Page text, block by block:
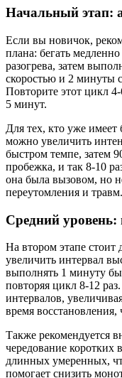
Начальный этап:
Если вы новичок,
плана: бегать
разогрева, затем
скоростью и 2 минуты
Повторите этот цикл 4-
5 минут.
Для тех, кто уже имеет
можно увеличить
быстром темпе, затем
пробежка, и так 8-10
она была вызовом, но
переутомления и травм.
Средний уровень:
На втором этапе стоит
увеличить интервал
выполнять 1 минуту
повторяя цикл 8-12
интервалов,
время
Также рекомендуется
чередование коротких
длинных умеренных,
помогает снизить